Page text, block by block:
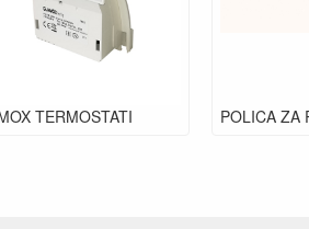
TERMOSTATI POLICA ZA